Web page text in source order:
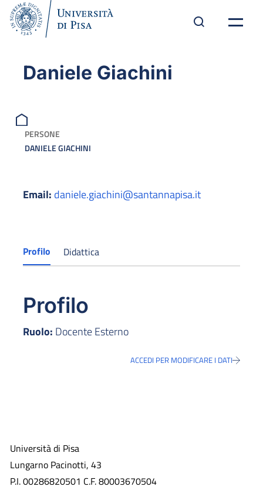
Daniele Giachini
PERSONE
DANIELE GIACHINI
Email: daniele.giachini@santannapisa.it
Profilo Didattica
Profilo
Ruolo: Docente Esterno
ACCEDI PER MODIFICARE I DATI
Università di Pisa
Lungarno Pacinotti, 43
P.I. 00286820501 C.F. 80003670504